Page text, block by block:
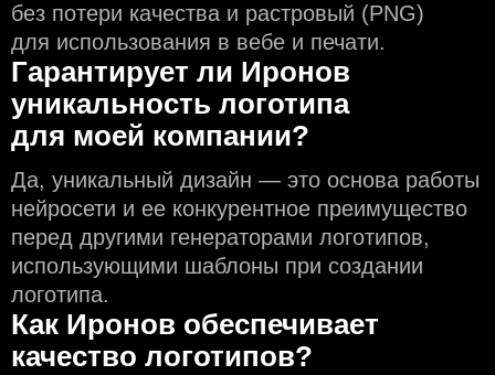
без потери качества и растровый (PNG)
для использования в вебе и печати.
Гарантирует ли Иронов
уникальность логотипа
для моей компании?
Да, уникальный дизайн — это основа работы
нейросети и еe конкурентное преимущество
перед другими генераторами логотипов,
использующими шаблоны при создании
логотипа.
Как Иронов обеспечивает
качество логотипов?